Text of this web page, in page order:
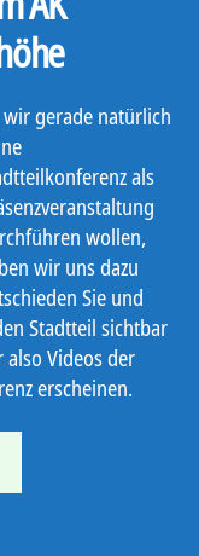
wir gerade natürlich
als
wollen,
wir uns dazu
Sie und
Stadtteil sichtbar
Videos der
erscheinen.